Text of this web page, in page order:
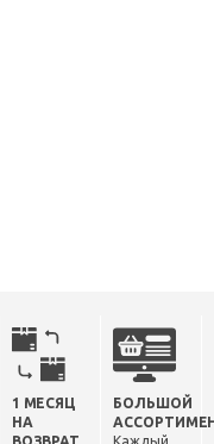
1 МЕСЯЦ
НА
ВОЗВРАТ
БОЛЬШОЙ
Каждый